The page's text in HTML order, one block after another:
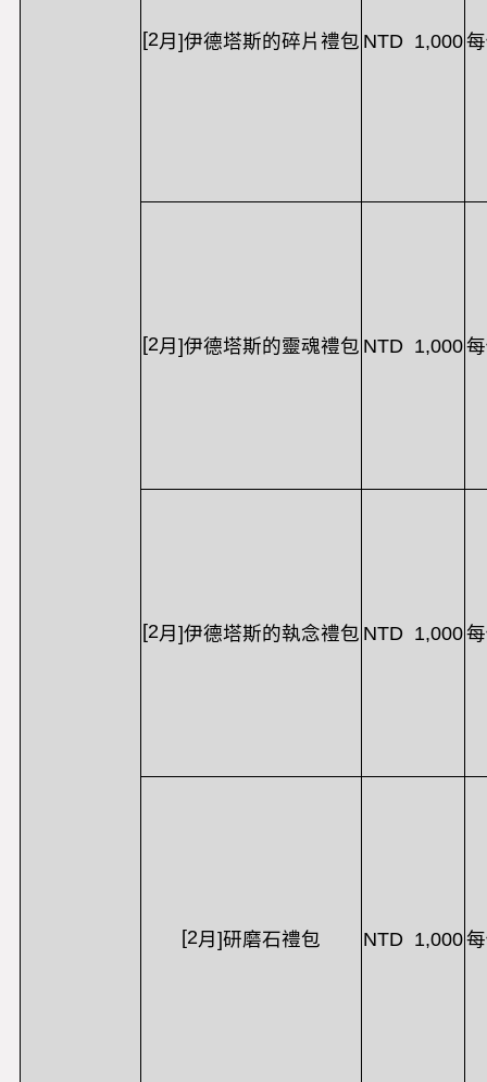
[2月 ]伊德塔斯的碎片禮包 NTD 1,000
[2月 ]伊德塔斯的靈魂禮包 NTD 1,000
[2月 ]伊德塔斯的執念禮包 NTD 1,000
[2月 ]研磨石禮包 NTD 1,000